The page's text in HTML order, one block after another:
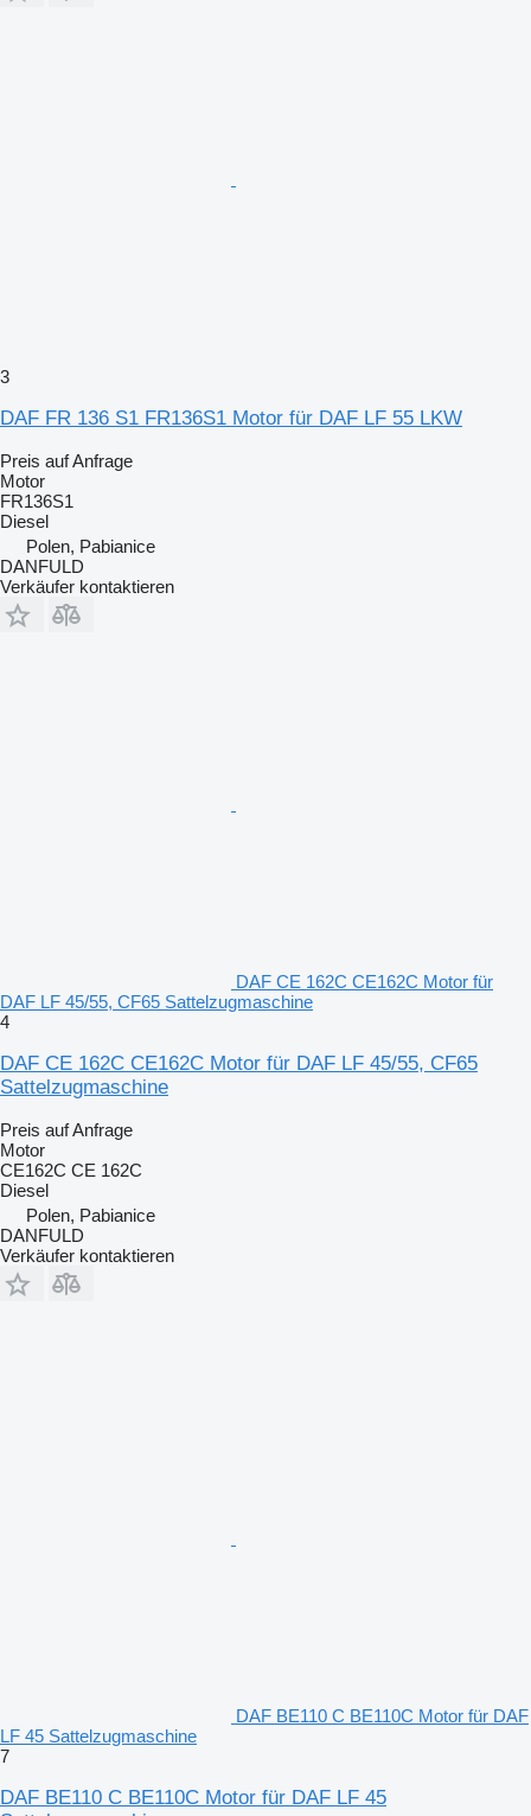
3
DAF FR 136 S1 FR136S1 Motor für DAF LF 55 LKW
Preis auf Anfrage
Motor
FR136S1
Diesel
Polen, Pabianice
DANFULD
Verkäufer kontaktieren
DAF CE 162C CE162C Motor für
DAF LF 45/55, CF65 Sattelzugmaschine
4
DAF CE 162C CE162C Motor für DAF LF 45/55, CF65
Sattelzugmaschine
Preis auf Anfrage
Motor
CE162C CE 162C
Diesel
Polen, Pabianice
DANFULD
Verkäufer kontaktieren
DAF BE110 C BE110C Motor für DAF
LF 45 Sattelzugmaschine
7
DAF BE110 C BE110C Motor für DAF LF 45